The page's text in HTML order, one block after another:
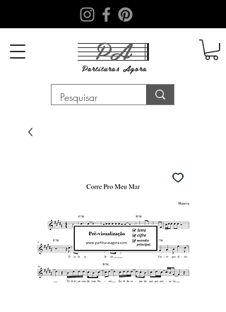
PA
Partituras Agora